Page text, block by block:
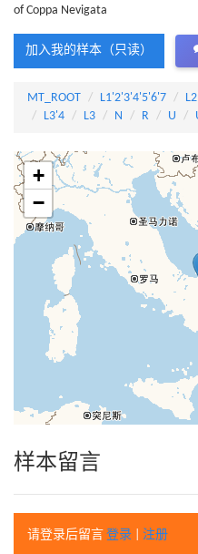
of Coppa Nevigata
加入我的样本（只读）
MT_ROOT L1'2'3'4'5'6'7
L3'4
L3 N R U
+
−
样本留言
请登录后留言 登录 注册